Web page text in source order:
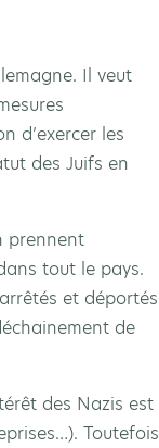
Il veut
d’exercer les
des Juifs en
prennent
tout le pays.
et déportés
de
des Nazis est
Toutefois